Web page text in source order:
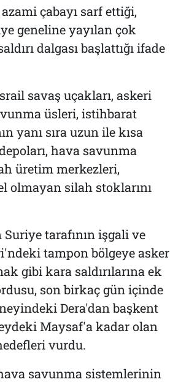
çabayı sarf ettiği,
geneline yayılan çok
dalgası başlattığı ifade
savaş uçakları, askeri
üsleri, istihbarat
yanı sıra uzun ile kısa
hava savunma
üretim merkezleri,
olmayan silah stoklarını
Suriye tarafının işgali ve
tampon bölgeye asker
gibi kara saldırılarına ek
son birkaç gün içinde
Dera'dan başkent
Maysaf'a kadar olan
vurdu.
savunma sistemlerinin